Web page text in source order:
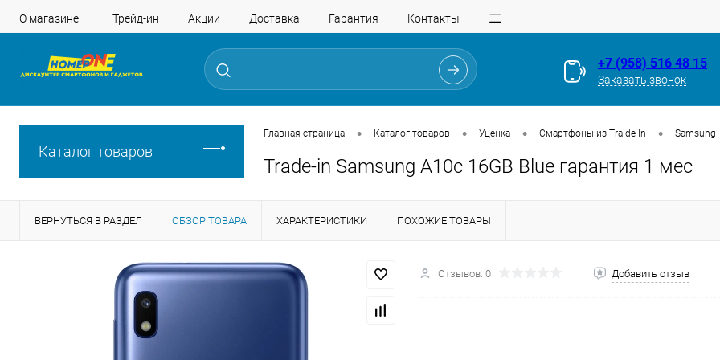
О магазине Трейд-ин Акции Доставка Гарантия Контакты
+7 (958) 516 48 15
Заказать звонок
Каталог товаров
Главная страница • Каталог товаров • Уценка • Смартфоны из Traide In • Samsung
Trade-in Samsung A10c 16GB Blue гарантия 1 мес
ВЕРНУТЬСЯ В РАЗДЕЛ ОБЗОР ТОВАРА ХАРАКТЕРИСТИКИ ПОХОЖИЕ ТОВАРЫ
Отзывов: 0 Добавить отзыв
Для клиентов всех банков
Разбейте